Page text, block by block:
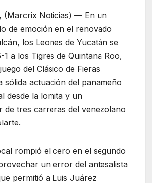
(Marcrix Noticias) — En un
de emoción en el renovado
los Leones de Yucatán se
1 a los Tigres de Quintana Roo,
del Clásico de Fieras,
sólida actuación del panameño
desde la lomita y un
de tres carreras del venezolano
rompió el cero en el segundo
un error del antesalista
permitió a Luis Juárez